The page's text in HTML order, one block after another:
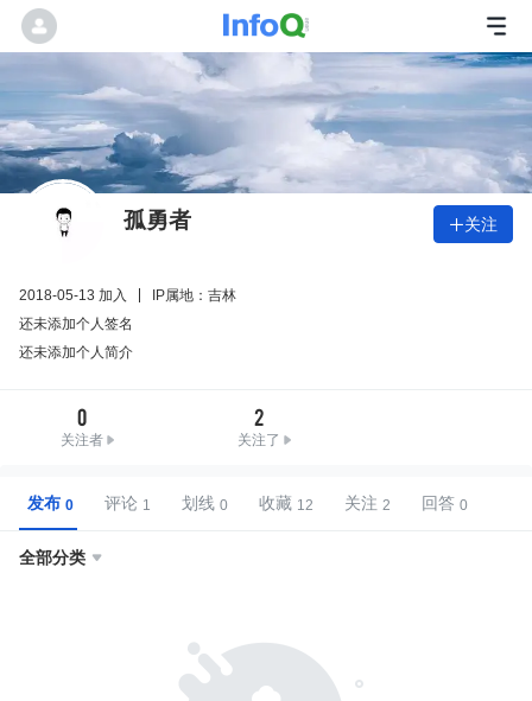
孤勇者 关注
2018-05-13 加入
IP属地：吉林
还未添加个人签名
还未添加个人简介
0
关注者
2
关注了
发布 评论 划线 收藏 关注 回答
全部分类 